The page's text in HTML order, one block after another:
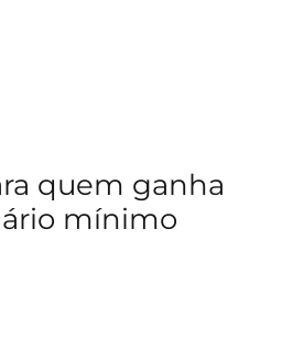
quem ganha
mínimo